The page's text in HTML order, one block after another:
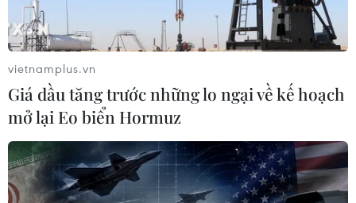
vietnamplus.vn
Giá dầu tăng trước những lo ngại về kế hoạch
mở lại Eo biển Hormuz